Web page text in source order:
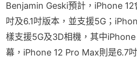
Benjamin Geski預計，iPhone
吋及6.1吋版本，並支援5G；
樣支援5G及3D相機，其中iPhone
幕，iPhone 12 Pro Max則是6.7吋